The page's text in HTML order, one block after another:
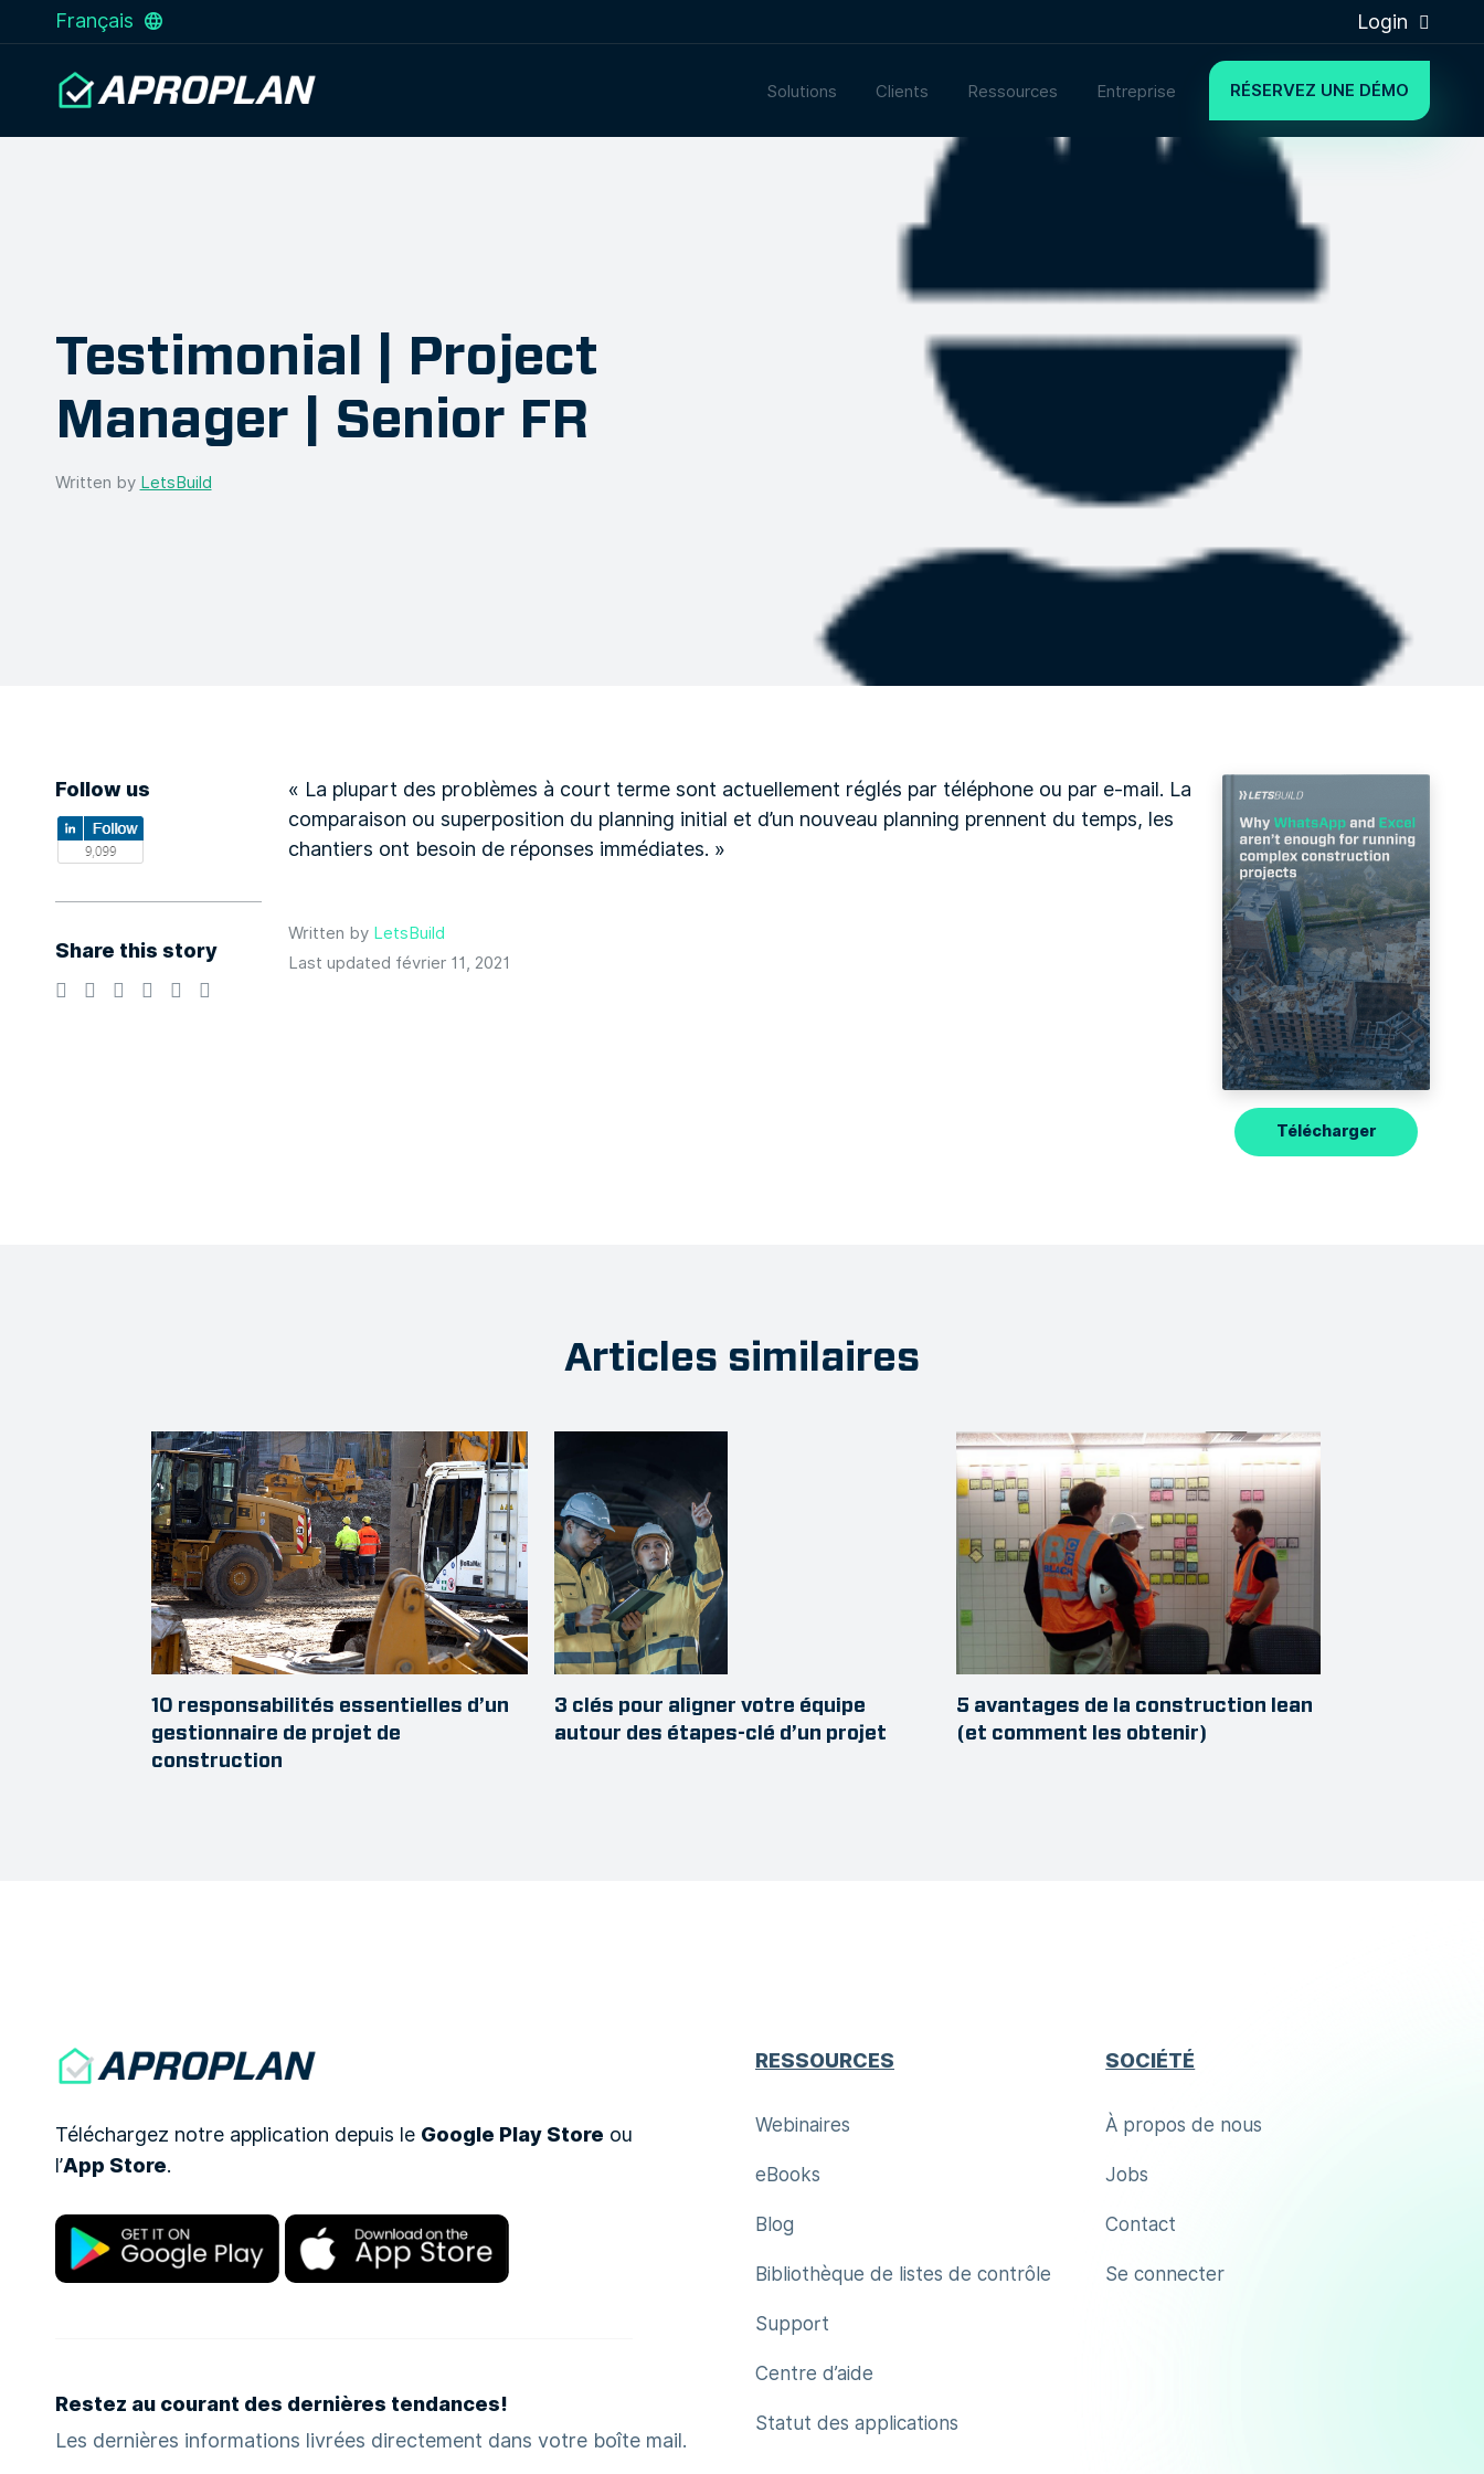
Français Login
Solutions Clients Ressources Entreprise RÉSERVEZ UNE DÉMO
Testimonial | Project
Manager | Senior FR
Written by LetsBuild
Follow us
Share this story
« La plupart des problèmes à court terme sont actuellement réglés par téléphone ou par e-mail. La
comparaison ou superposition du planning initial et d’un nouveau planning prennent du temps, les
chantiers ont besoin de réponses immédiates. »
Written by LetsBuild
Last updated février 11, 2021
Télécharger
Articles similaires
10 responsabilités essentielles d’un
gestionnaire de projet de
construction
3 clés pour aligner votre équipe
autour des étapes-clé d’un projet
5 avantages de la construction lean
(et comment les obtenir)
Téléchargez notre application depuis le Google Play Store ou
l’App Store.
Restez au courant des dernières tendances!
Les dernières informations livrées directement dans votre boîte mail.
RESSOURCES
Webinaires
eBooks
Blog
Bibliothèque de listes de contrôle
Support
Centre d’aide
Statut des applications
SOCIÉTÉ
À propos de nous
Jobs
Contact
Se connecter